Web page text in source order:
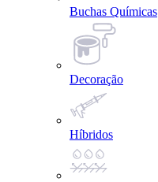
Buchas Químicas
Decoração
Híbridos